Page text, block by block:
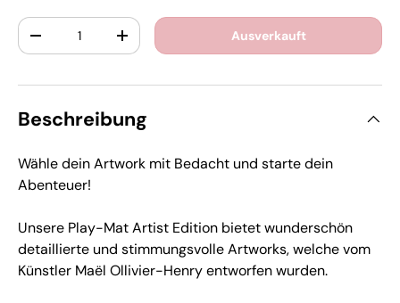
Anzahl
+ Ausverkauft
Beschreibung
Wähle dein Artwork mit Bedacht und starte dein
Abenteuer!
Unsere Play-Mat Artist Edition bietet wunderschön
detaillierte und stimmungsvolle Artworks, welche vom
Künstler Maël Ollivier-Henry entworfen wurden.